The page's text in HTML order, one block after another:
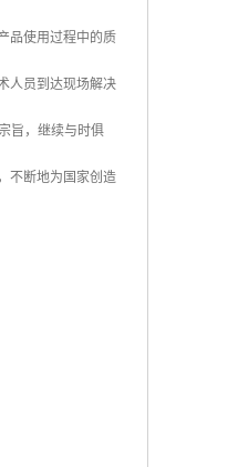
品使用过程中的质
人员到达现场解决
旨，继续与时俱
不断地为国家创造